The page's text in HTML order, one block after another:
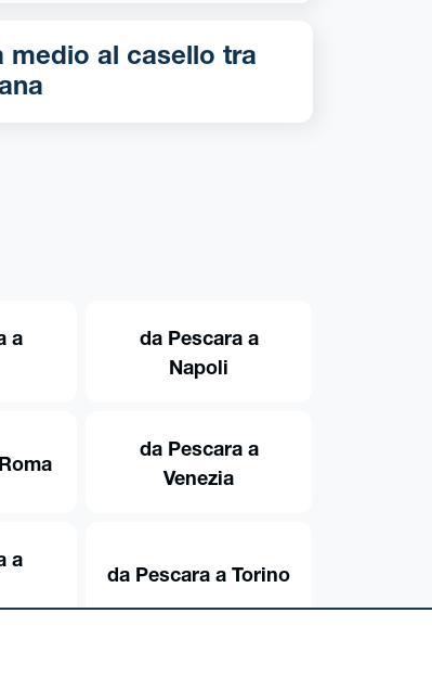
medio al casello tra
a
da Pescara a
Napoli
da Pescara a
Venezia
a
da Pescara a Torino